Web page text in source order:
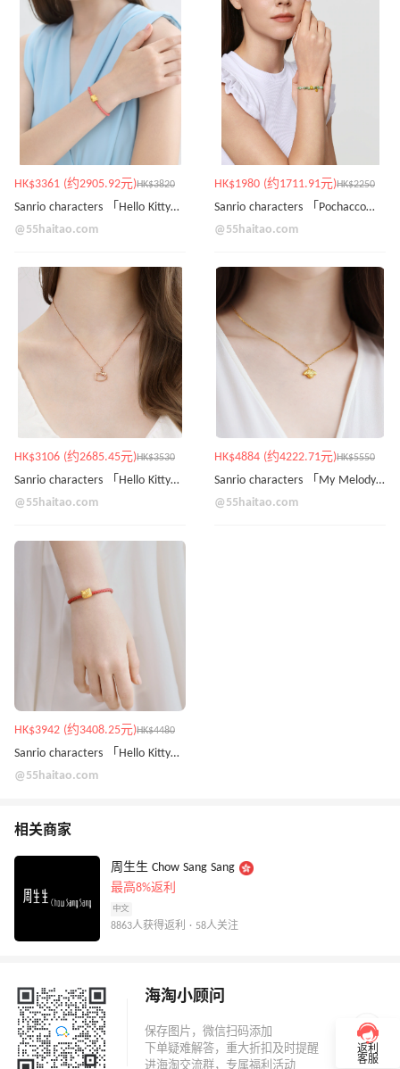
HK$3361 (约2905.92元)HK$3820
Sanrio characters 「Hello Kitty」足金串飾
@55haitao.com
HK$1980 (约1711.91元)HK$2250
Sanrio characters 「Pochacco」足金手鍊
@55haitao.com
HK$3106 (约2685.45元)HK$3530
Sanrio characters 「Hello Kitty」18K玫瑰金吊墜
@55haitao.com
HK$4884 (约4222.71元)HK$5550
Sanrio characters 「My Melody」999.9黃金吊墜
@55haitao.com
HK$3942 (约3408.25元)HK$4480
Sanrio characters 「Hello Kitty」足金串飾
@55haitao.com
相关商家
周生生 Chow Sang Sang
最高8%返利
中文
8863人获得返利 · 58人关注
海淘小顾问
返利
客服